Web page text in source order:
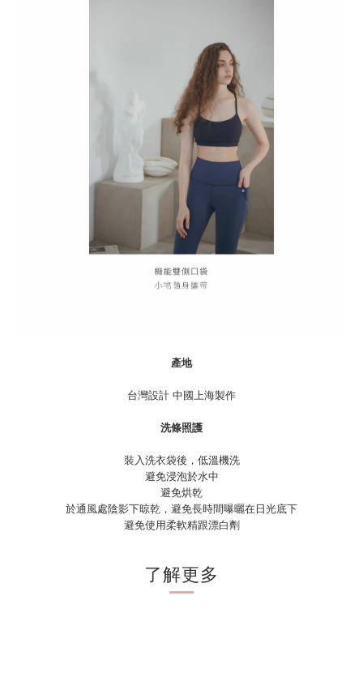
產地
台灣設計 中國上海製作
洗條照護
裝入洗衣袋後，低溫機洗
避免浸泡於水中
避免烘乾
於通風處陰影下晾乾，避免長時間曝曬在日光底下
避免使用柔軟精跟漂白劑
了解更多